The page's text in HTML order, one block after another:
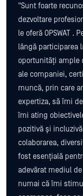
"Sunt foarte
dezvoltare
le oferă OPSWAT .
lângă participarea
oportunități ample
ale companiei,
muncă, prin care
expertiza, să îmi
îmi ating
pozitivă și incluzivă
colaborarea,
fost esențială
adevărat mediul
numai că îmi